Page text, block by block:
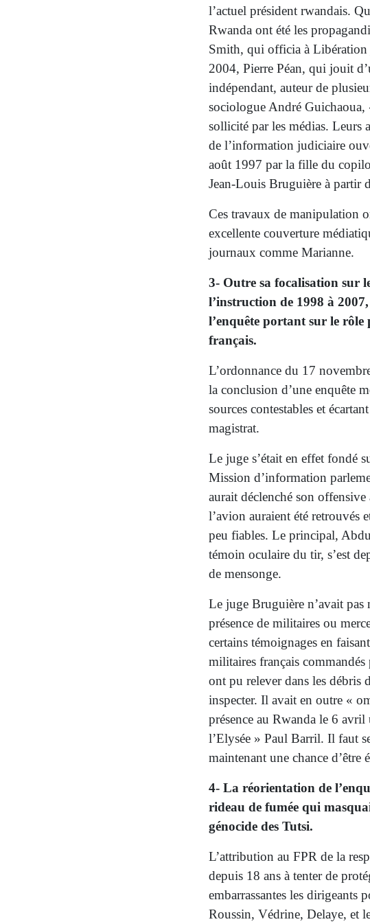
l’actuel président rwandais.
Rwanda ont été les
Smith, qui officia à Libération
2004, Pierre Péan, qui jouit
indépendant, auteur de
sociologue André
sollicité par les médias. Leurs
de l’information judiciaire
août 1997 par la fille du
Jean-Louis Bruguière à partir
Ces travaux de manipulation
excellente couverture
journaux comme Marianne.
3- Outre sa focalisation sur
l’instruction de 1998 à
l’enquête portant sur le
français.
L’ordonnance du 17
la conclusion d’une enquête
sources contestables et
magistrat.
Le juge s’était en effet fondé
Mission d’information
aurait déclenché son offensive
l’avion auraient été retrouvés
peu fiables. Le principal,
témoin oculaire du tir, s’est
de mensonge.
Le juge Bruguière n’avait pas
présence de militaires ou
certains témoignages en
militaires français
ont pu relever dans les débris
inspecter. Il avait en outre «
présence au Rwanda le 6
l’Elysée » Paul Barril. Il faut
maintenant une chance
4- La réorientation de
rideau de fumée qui
génocide des Tutsi.
L’attribution au FPR de la
depuis 18 ans à tenter de
embarrassantes les
Roussin, Védrine, Delaye, et